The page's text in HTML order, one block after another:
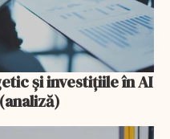
și investițiile în AI